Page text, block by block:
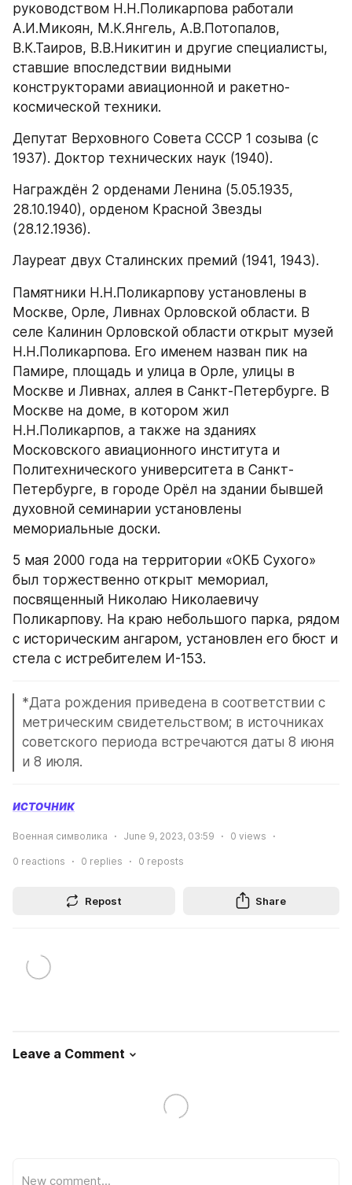
руководством Н.Н.Поликарпова работали
А.И.Микоян, М.К.Янгель, А.В.Потопалов,
В.К.Таиров, В.В.Никитин и другие специалисты,
ставшие впоследствии видными
конструкторами авиационной и ракетно-
космической техники.
Депутат Верховного Совета СССР 1 созыва (с
1937). Доктор технических наук (1940).
Награждён 2 орденами Ленина (5.05.1935,
28.10.1940), орденом Красной Звезды
(28.12.1936).
Лауреат двух Сталинских премий (1941, 1943).
Памятники Н.Н.Поликарпову установлены в
Москве, Орле, Ливнах Орловской области. В
селе Калинин Орловской области открыт музей
Н.Н.Поликарпова. Его именем назван пик на
Памире, площадь и улица в Орле, улицы в
Москве и Ливнах, аллея в Санкт-Петербурге. В
Москве на доме, в котором жил
Н.Н.Поликарпов, а также на зданиях
Московского авиационного института и
Политехнического университета в Санкт-
Петербурге, в городе Орёл на здании бывшей
духовной семинарии установлены
мемориальные доски.
5 мая 2000 года на территории «ОКБ Сухого»
был торжественно открыт мемориал,
посвященный Николаю Николаевичу
Поликарпову. На краю небольшого парка, рядом
с историческим ангаром, установлен его бюст и
стела с истребителем И-153.
*Дата рождения приведена в соответствии с
метрическим свидетельством; в источниках
советского периода встречаются даты 8 июня
и 8 июля.
источник
Военная символика June 9, 2023, 03:59 0 views
0 reactions 0 replies 0 reposts
Repost Share
Leave a Comment